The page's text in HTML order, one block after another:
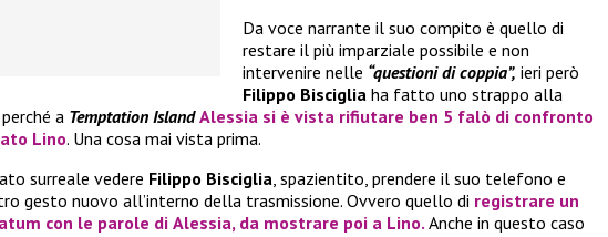
Da voce narrante il suo compito è quello di
restare il più imparziale possibile e non
intervenire nelle “questioni di coppia”, ieri però
Filippo Bisciglia ha fatto uno strappo alla
a Temptation Island Alessia si è vista rifiutare ben 5 falò di confronto
Lino. Una cosa mai vista prima.
surreale vedere Filippo Bisciglia , spazientito, prendere il suo telefono e
gesto nuovo all’interno della trasmissione. Ovvero quello di registrare un
con le parole di Alessia, da mostrare poi a Lino. Anche in questo caso